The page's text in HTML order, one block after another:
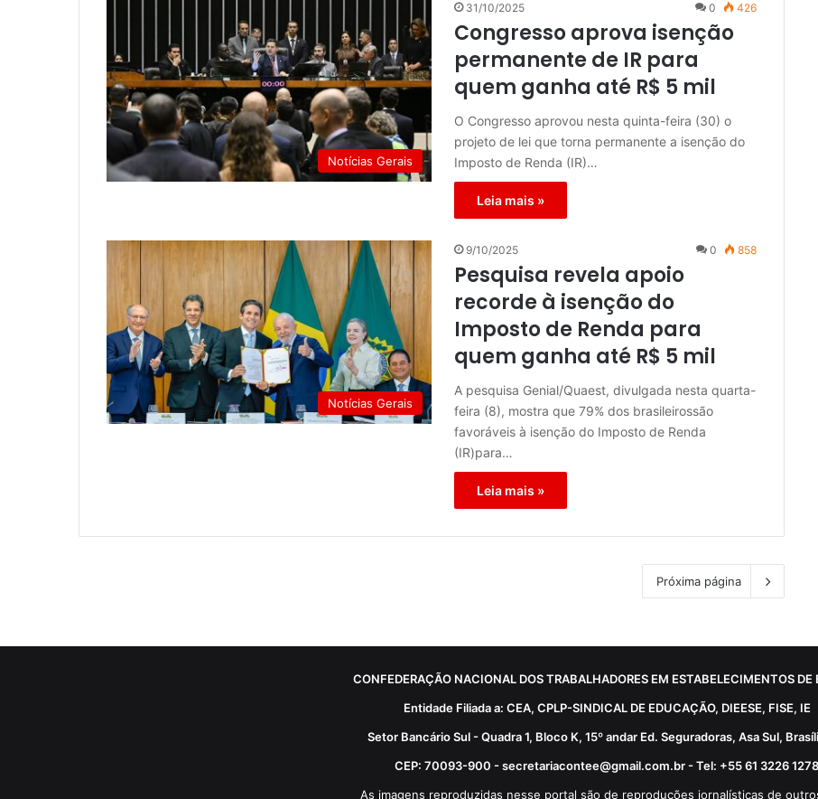
Notícias Gerais
31/10/2025 0 426
Congresso aprova isenção
permanente de IR para
quem ganha até R$ 5 mil
O Congresso aprovou nesta quinta-feira (30) o
projeto de lei que torna permanente a isenção do
Imposto de Renda (IR)…
Leia mais »
Notícias Gerais
9/10/2025 0 858
Pesquisa revela apoio
recorde à isenção do
Imposto de Renda para
quem ganha até R$ 5 mil
A pesquisa Genial/Quaest, divulgada nesta quarta-
feira (8), mostra que 79% dos brasileirossão
favoráveis à isenção do Imposto de Renda
(IR)para…
Leia mais »
Próxima página
CONFEDERAÇÃO NACIONAL DOS TRABALHADORES EM ESTABELECIMENTOS DE
Entidade Filiada a: CEA, CPLP-SINDICAL DE EDUCAÇÃO, DIEESE, FISE, IE
Setor Bancário Sul - Quadra 1, Bloco K, 15º andar Ed. Seguradoras, Asa Sul,
CEP: 70093-900 - secretariacontee@gmail.com.br - Tel: +55 61 3226 1278
As imagens reproduzidas nesse portal são de reproduções jornalísticas de